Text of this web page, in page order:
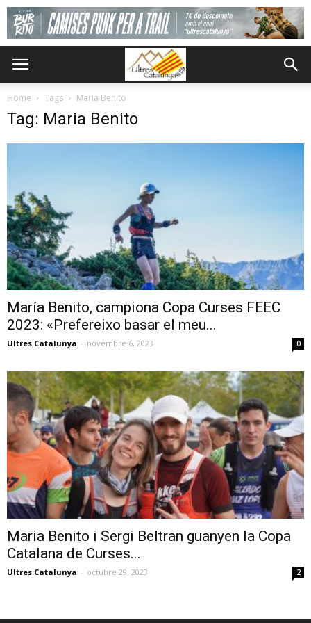
Home Tags Maria Benito
Tag: Maria Benito
María Benito, campiona Copa Curses FEEC
2023: «Prefereixo basar el meu...
Ultres Catalunya - novembre 6, 2023 0
Maria Benito i Sergi Beltran guanyen la Copa
Catalana de Curses...
Ultres Catalunya - octubre 29, 2023 2